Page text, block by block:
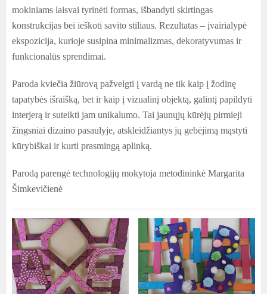
mokiniams laisvai tyrinėti formas, išbandyti skirtingas
konstrukcijas bei ieškoti savito stiliaus. Rezultatas – įvairialypė
ekspozicija, kurioje susipina minimalizmas, dekoratyvumas ir
funkcionalūs sprendimai.
Paroda kviečia žiūrovą pažvelgti į vardą ne tik kaip į žodinę
tapatybės išraišką, bet ir kaip į vizualinį objektą, galintį papildyti
interjerą ir suteikti jam unikalumo. Tai jaunųjų kūrėjų pirmieji
žingsniai dizaino pasaulyje, atskleidžiantys jų gebėjimą mąstyti
kūrybiškai ir kurti prasmingą aplinką.
Parodą parengė technologijų mokytoja metodininkė Margarita
Šimkevičienė